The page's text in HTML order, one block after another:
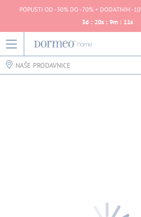
POPUSTI OD -30% DO -70% + DODATNIH -
3d : 20s : 9m : 11s
NAŠE PRODAVNICE